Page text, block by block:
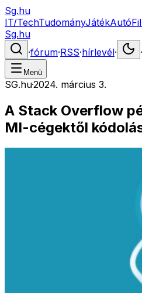
Sg.hu
IT/TechTudományJátékAutó
Sg.hu
·fórum·RSS·hírlevél· ·
Menü
SG.hu·2024. március 3.
A Stack Overflow
MI-cégektől